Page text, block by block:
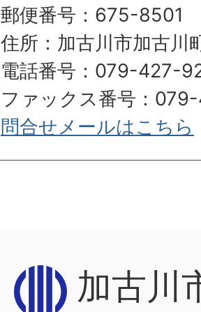
郵便番号：675-8501
住所：加古川市加古川
電話番号：079-427-
ファックス番号：
問合せメールはこちら
加古川